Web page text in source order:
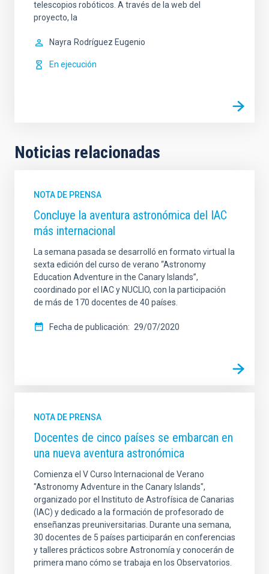
telescopios robóticos. A través de la web del
proyecto, la
Nayra Rodríguez Eugenio
En ejecución
Noticias relacionadas
NOTA DE PRENSA
Concluye la aventura astronómica del IAC
más internacional
La semana pasada se desarrolló en formato virtual la
sexta edición del curso de verano “Astronomy
Education Adventure in the Canary Islands”,
coordinado por el IAC y NUCLIO, con la participación
de más de 170 docentes de 40 países.
Fecha de publicación 29/07/2020
NOTA DE PRENSA
Docentes de cinco países se embarcan en
una nueva aventura astronómica
Comienza el V Curso Internacional de Verano
"Astronomy Adventure in the Canary Islands",
organizado por el Instituto de Astrofísica de Canarias
(IAC) y dedicado a la formación de profesorado de
enseñanzas preuniversitarias. Durante una semana,
30 docentes de 5 países participarán en conferencias
y talleres prácticos sobre Astronomía y conocerán de
primera mano cómo se trabaja en los Observatorios.